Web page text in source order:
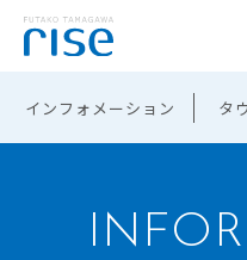
インフォメーション タ